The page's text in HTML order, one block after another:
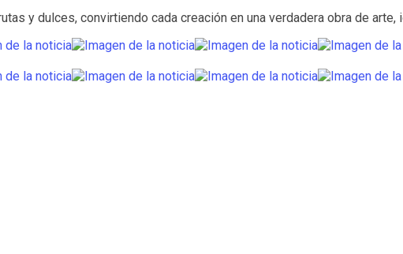
y dulces, convirtiendo cada creación en una verdadera obra de